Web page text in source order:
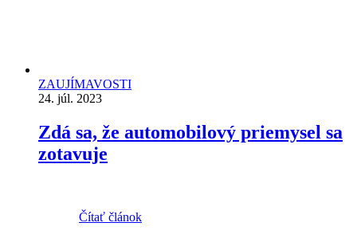
ZAUJÍMAVOSTI
24. júl. 2023
Zdá sa, že automobilový priemysel sa
zotavuje
Čítať článok